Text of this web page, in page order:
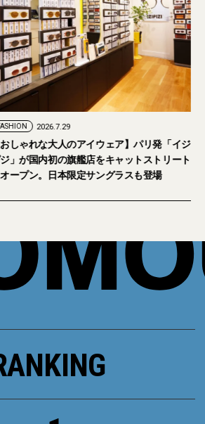
。「試着フェス®︎」に
【2026年秋冬ファッ
し放題】
【おしゃれな大人
ピジ」が国内初の
にオープン。日本